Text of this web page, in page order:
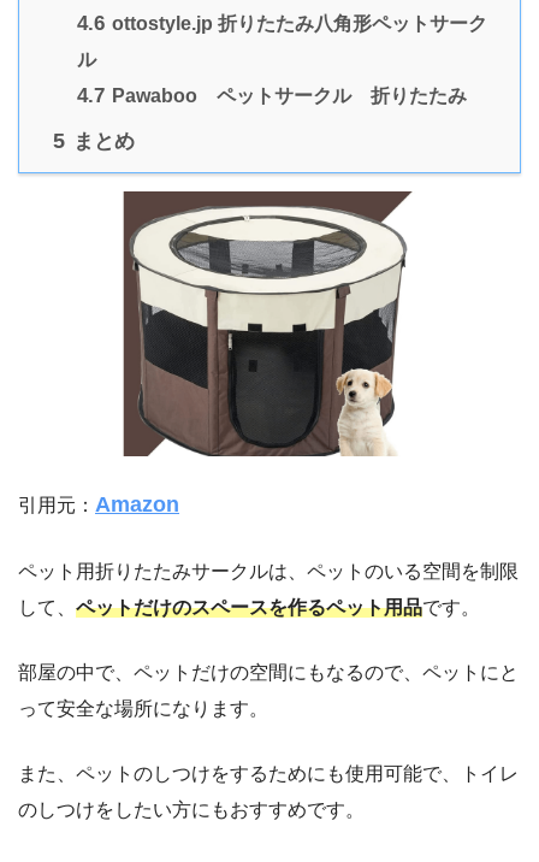
4.6 ottostyle.jp 折りたたみ八角形ペットサーク
ル
4.7 Pawaboo ペットサークル 折りたたみ
5 まとめ
引用元： Amazon
ペット用折りたたみサークルは、ペットのいる空間を制限
して、 ペットだけのスペースを作るペット用品です。
部屋の中で、ペットだけの空間にもなるので、ペットにと
って安全な場所になります。
また、ペットのしつけをするためにも使用可能で、トイレ
のしつけをしたい方にもおすすめです。